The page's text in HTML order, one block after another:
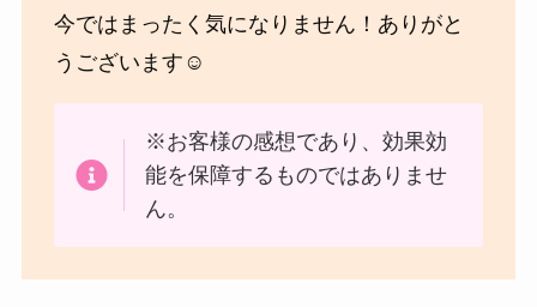
今ではまったく気になりません！ありがと
うございます☺
※お客様の感想であり、効果効
能を保障するものではありませ
ん。